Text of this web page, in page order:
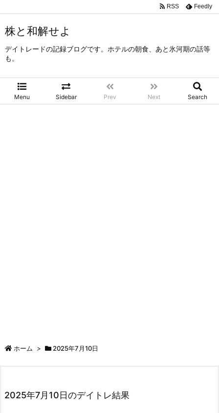
株と和解せよ
デイトレードの記録ブログです。ホテルの朝食、あと氷河期の話等
も。
Menu Sidebar Prev Next Search
RSS Feedly
ホーム > 2025年7月10日
2025年7月10日のデイトレ結果